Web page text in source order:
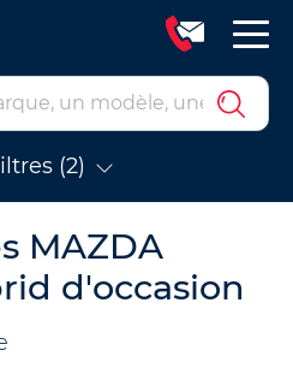
(2)
MAZDA
d'occasion